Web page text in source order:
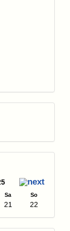
Sa So
21 22